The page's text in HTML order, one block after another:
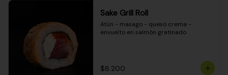
Sake Grill Roll
Atún - masago - queso crema -
envuelto en salmón gratinado
$8.200